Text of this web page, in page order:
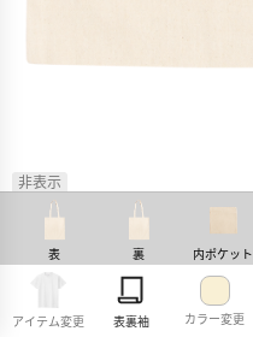
アイテム変更 表裏袖 カラー変更
表 裏 内ポケット
非表示